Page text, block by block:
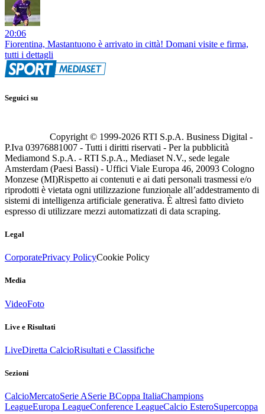
20:06
Fiorentina, Mastantuono è arrivato in città! Domani visite e firma,
tutti i dettagli
Seguici su
Copyright © 1999-2026 RTI S.p.A. Business Digital -
P.Iva 03976881007 - Tutti i diritti riservati - Per la pubblicità
Mediamond S.p.A. - RTI S.p.A., Mediaset N.V., sede legale
Amsterdam (Paesi Bassi) - Uffici Viale Europa 46, 20093 Cologno
Monzese (MI)Rispetto ai contenuti e ai dati personali trasmessi e/o
riprodotti è vietata ogni utilizzazione funzionale all’addestramento di
sistemi di intelligenza artificiale generativa. È altresì fatto divieto
espresso di utilizzare mezzi automatizzati di data scraping.
Legal
CorporatePrivacy PolicyCookie Policy
Media
VideoFoto
Live e Risultati
LiveDiretta CalcioRisultati e Classifiche
Sezioni
CalcioMercatoSerie ASerie BCoppa ItaliaChampions
LeagueEuropa LeagueConference LeagueCalcio EsteroSupercoppa